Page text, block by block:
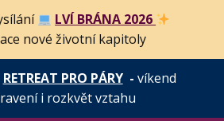
LVÍ BRÁNA 2026
nové životní kapitoly
RETREAT PRO PÁRY- víkend
i rozkvět vztahu